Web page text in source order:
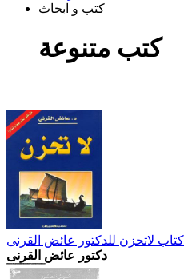
كتب و ابحاث
كتب متنوعة
كتاب لاتحزن للدكتور عائض القرنى
دكتور عائض القرنى